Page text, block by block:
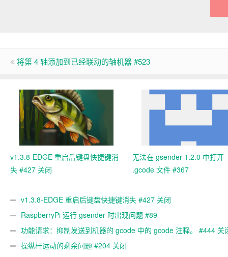
将第 4 轴添加到已经联动的轴机器 #523
v1.3.8-EDGE 重启后键盘快捷键消
失 #427 关闭
无法在 gsender 1.2.0 中打开
.gcode 文件 #367
v1.3.8-EDGE 重启后键盘快捷键消失 #427 关闭
RaspberryPi 运行 gsender 时出现问题 #89
功能请求：抑制发送到机器的 gcode 中的 gcode 注释。 #444 关
操纵杆运动的剩余问题 #204 关闭